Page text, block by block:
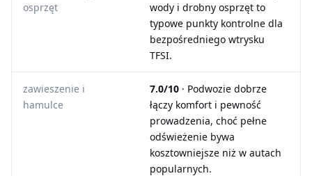
osprzęt
wody i drobny osprzęt to
typowe punkty kontrolne dla
bezpośredniego wtrysku
TFSI.
zawieszenie i
hamulce
7.0/10 · Podwozie dobrze
łączy komfort i pewność
prowadzenia, choć pełne
odświeżenie bywa
kosztowniejsze niż w autach
popularnych.